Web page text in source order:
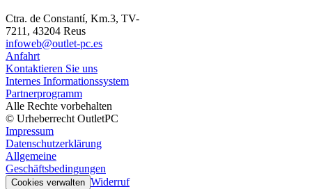
Ctra. de Constantí, Km.3, TV-
7211, 43204 Reus
infoweb@outlet-pc.es
Anfahrt
Kontaktieren Sie uns
Internes Informationssystem
Partnerprogramm
Alle Rechte vorbehalten
© Urheberrecht OutletPC
Impressum
Datenschutzerklärung
Allgemeine
Geschäftsbedingungen
Cookies verwalten Widerruf